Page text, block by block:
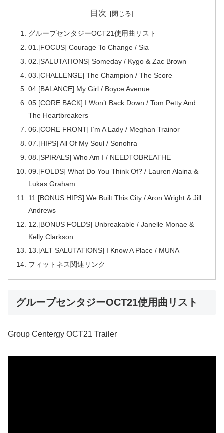
目次
グループセンタジーOCT21使用曲リスト
01.[FOCUS] Courage To Change / Sia
02.[SALUTATIONS] Someday / Kygo & Zac Brown
03.[CHALLENGE] The Champion / The Score
04.[BALANCE] My Girl / Boyce Avenue
05.[CORE BACK] I Won’t Back Down / Tom Petty And
The Heartbreakers
06.[CORE FRONT] I’m A Lady / Meghan Trainor
07.[HIPS] All Of My Soul / Sonohra
08.[SPIRALS] Who Am I / NEEDTOBREATHE
09.[FOLDS] What Do You Think Of? / Lauren Alaina &
Lukas Graham
11.[BONUS HIPS] We Built This City / Aron Wright & Jill
Andrews
12.[BONUS FOLDS] Unbreakable / Janelle Monae &
Kelly Clarkson
13.[ALT SALUTATIONS] I Know A Place / MUNA
フィットネス関連リンク
グループセンタジーOCT21使用曲リスト
Group Centergy OCT21 Trailer